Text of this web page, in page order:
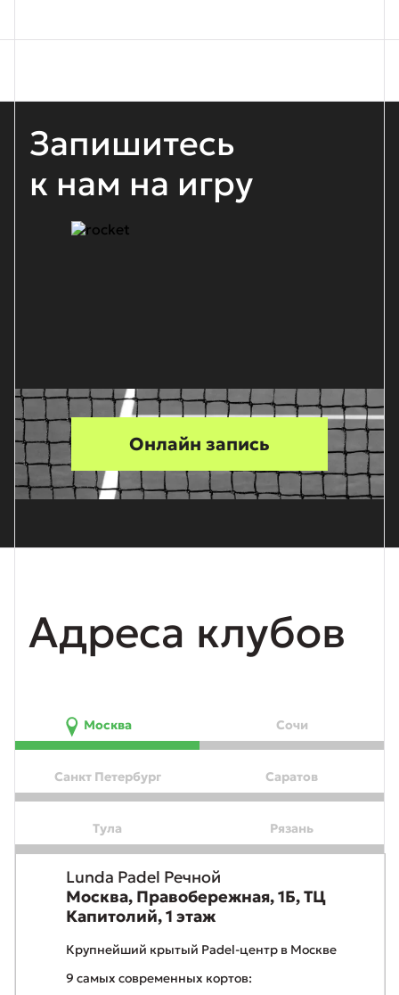
Запишитесь
к нам на игру
Онлайн запись
Адреса клубов
Москва Сочи
Санкт Петербург Саратов
Тула Рязань
Lunda Padel Речной
Москва, Правобережная, 1Б, ТЦ
Капитолий, 1 этаж
Крупнейший крытый Padel-центр в Москве
9 самых современных кортов: